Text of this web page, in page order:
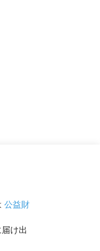
公益財
け出